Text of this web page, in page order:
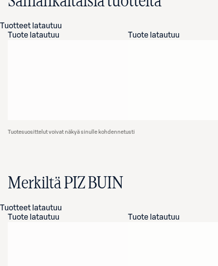
Tuotteet latautuu
Tuote latautuu
Tuote latautuu
Tuotesuosittelut voivat näkyä sinulle kohdennetusti
Merkiltä PIZ BUIN
Tuotteet latautuu
Tuote latautuu
Tuote latautuu